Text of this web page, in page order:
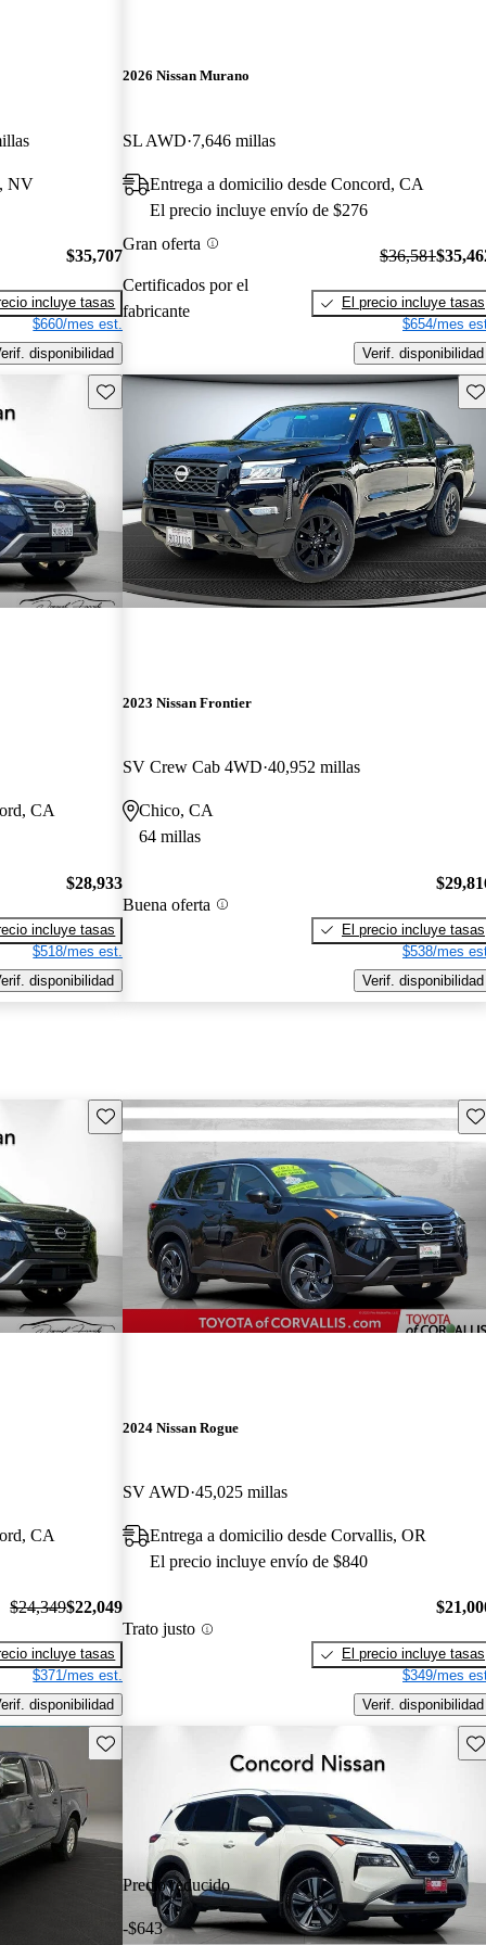
NV
$35,707
incluye tasas
$660/mes est.
disponibilidad
2026 Nissan Murano
SL AWD 7,646 millas
Entrega a domicilio desde Concord, CA
El precio incluye envío de $276
Gran oferta
Certificados por el
fabricante
$36,581
El precio incluye tasas
$654/mes
Verif. disponibilidad
Guarda este Aviso
CA
$28,933
incluye tasas
$518/mes est.
disponibilidad
2023 Nissan Frontier
SV Crew Cab 4WD 40,952 millas
Chico, CA
64 millas
Buena oferta
El precio incluye tasas
$538/mes
Verif. disponibilidad
Guarda este Aviso
CA
$24,349$22,049
incluye tasas
$371/mes est.
disponibilidad
2024 Nissan Rogue
SV AWD 45,025 millas
Entrega a domicilio desde Corvallis, OR
El precio incluye envío de $840
Trato justo
El precio incluye tasas
$349/mes
Verif. disponibilidad
Guarda este Aviso
Precio reducido
-$643